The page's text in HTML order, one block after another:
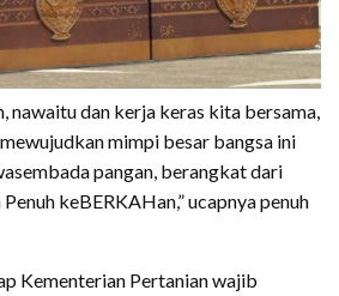
nawaitu dan kerja keras kita bersama,
mimpi besar bangsa ini
pangan, berangkat dari
keBERKAHan,” ucapnya penuh
Kementerian Pertanian wajib